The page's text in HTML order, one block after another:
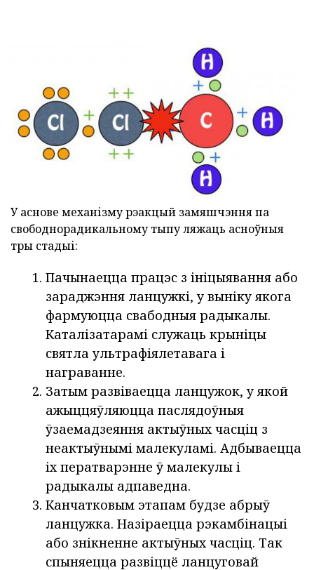
У аснове механізму рэакцый замяшчэння па
свободнорадикальному тыпу ляжаць асноўныя
тры стадыі:
Пачынаецца працэс з ініцыявання або
зараджэння ланцужкі, у выніку якога
фармуюцца свабодныя радыкалы.
Каталізатарамі служаць крыніцы
святла ультрафіялетавага і
награванне.
Затым развіваецца ланцужок, у якой
ажыццяўляюцца паслядоўныя
ўзаемадзеяння актыўных часціц з
неактыўнымі малекуламі. Адбываецца
іх ператварэнне ў малекулы і
радыкалы адпаведна.
Канчатковым этапам будзе абрыў
ланцужка. Назіраецца рэкамбінацыі
або знікненне актыўных часціц. Так
спыняецца развіццё ланцуговай